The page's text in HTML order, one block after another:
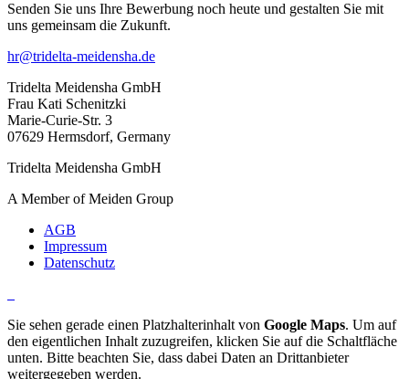
Senden Sie uns Ihre Bewerbung noch heute und gestalten Sie mit
uns gemeinsam die Zukunft.
hr@tridelta-meidensha.de
Tridelta Meidensha GmbH
Frau Kati Schenitzki
Marie-Curie-Str. 3
07629 Hermsdorf, Germany
Tridelta Meidensha GmbH
A Member of Meiden Group
AGB
Impressum
Datenschutz
Sie sehen gerade einen Platzhalterinhalt von Google Maps. Um auf
den eigentlichen Inhalt zuzugreifen, klicken Sie auf die Schaltfläche
unten. Bitte beachten Sie, dass dabei Daten an Drittanbieter
weitergegeben werden.